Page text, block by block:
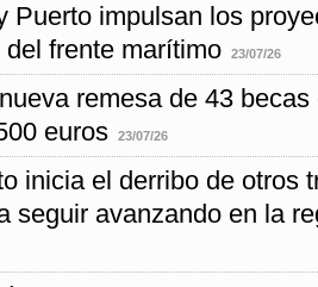
Puerto impulsan los
frente marítimo
23/07/26
remesa de 43
euros
23/07/26
inicia el derribo de otros
seguir avanzando en la